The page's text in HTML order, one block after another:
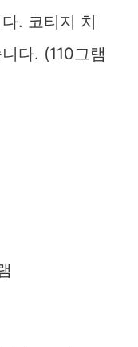
. 코티지 치
다. (110그램